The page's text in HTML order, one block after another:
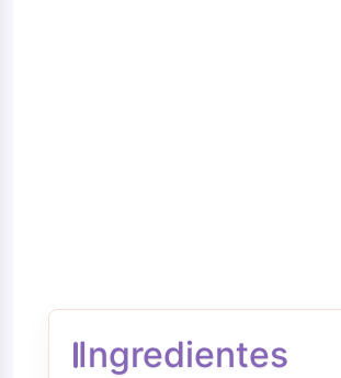
Ingredientes